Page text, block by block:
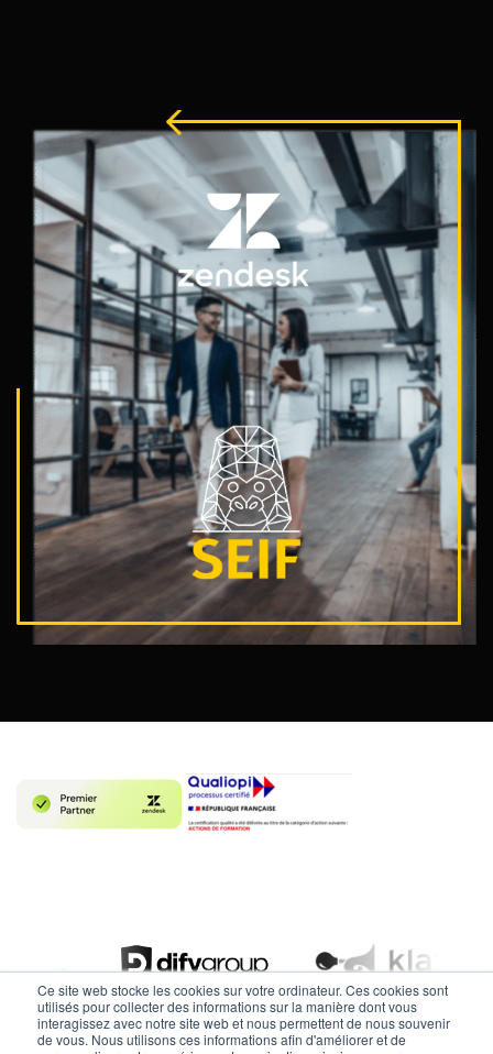
Ce site web stocke les cookies sur votre ordinateur. Ces cookies sont
utilisés pour collecter des informations sur la manière dont vous
interagissez avec notre site web et nous permettent de nous souvenir
de vous. Nous utilisons ces informations afin d'améliorer et de